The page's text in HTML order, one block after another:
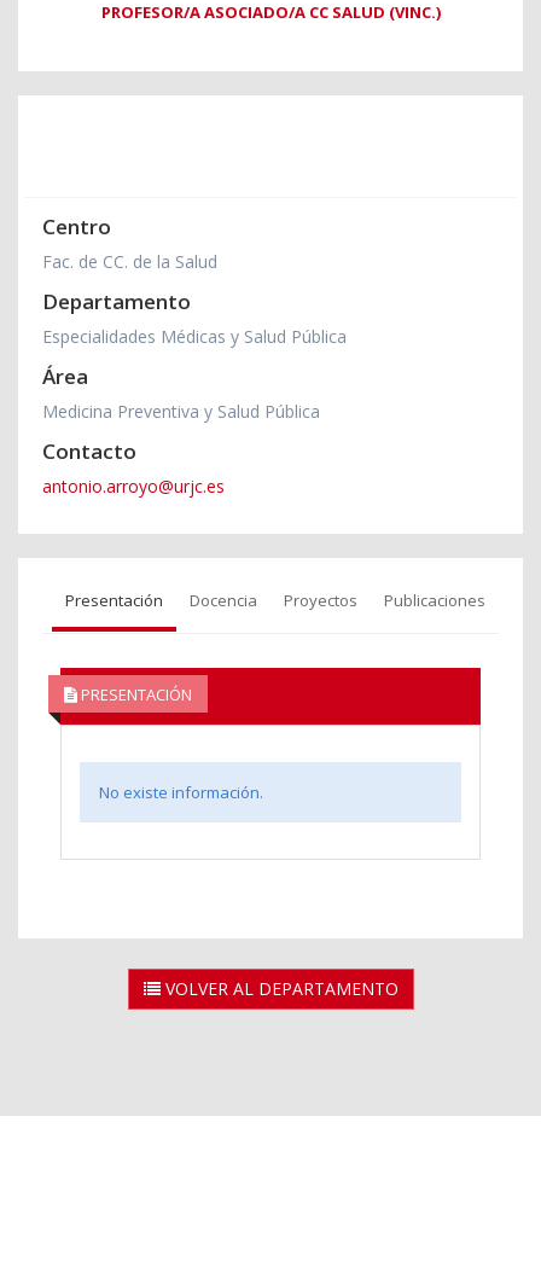
PROFESOR/A ASOCIADO/A CC SALUD (VINC.)
Centro
Fac. de CC. de la Salud
Departamento
Especialidades Médicas y Salud Pública
Área
Medicina Preventiva y Salud Pública
Contacto
antonio.arroyo@urjc.es
Presentación Docencia Proyectos Publicaciones
PRESENTACIÓN
No existe información.
VOLVER AL DEPARTAMENTO